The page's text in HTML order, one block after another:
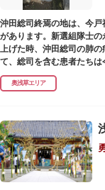
沖田総司終焉の地は、今
があります。新選組隊士
上げた時、沖田総司の肺
て、総司を含む患者たちは
奥浅草エリア